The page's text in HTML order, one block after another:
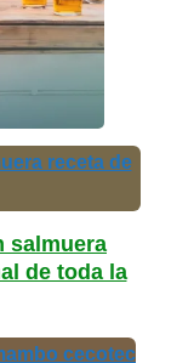
salmuera
de toda la